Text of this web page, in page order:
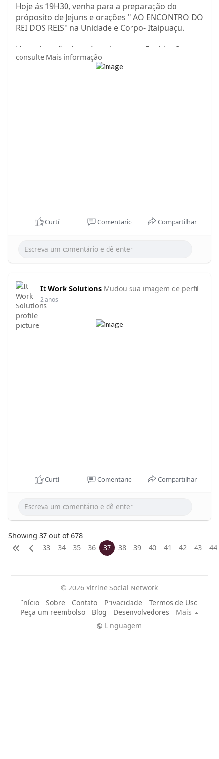
Hoje ás 19H30, venha para a preparação do
próposito de Jejuns e orações " AO ENCONTRO DO
REI DOS REIS" na Unidade e Corpo- Itaipuaçu.
Haverá unção dos pés e clamor ao Espírito Santo
nesta preparação.
consulte Mais informação
Curtí Comentario Compartilhar
It Work Solutions Mudou sua imagem de perfil
2 anos
Curtí Comentario Compartilhar
Showing 37 out of 678
33
34 35 36 37 38 39 40 41 42 43 44
© 2026 Vitrine Social Network
Início
Sobre Contato Privacidade
Termos de Uso
Peça um reembolso
Blog Desenvolvedores
Mais
Linguagem